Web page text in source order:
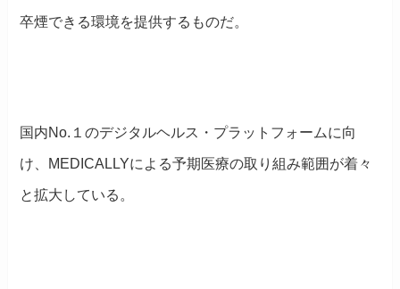
卒煙できる環境を提供するものだ。
国内No.１のデジタルヘルス・プラットフォームに向
け、MEDICALLYによる予期医療の取り組み範囲が着々
と拡大している。